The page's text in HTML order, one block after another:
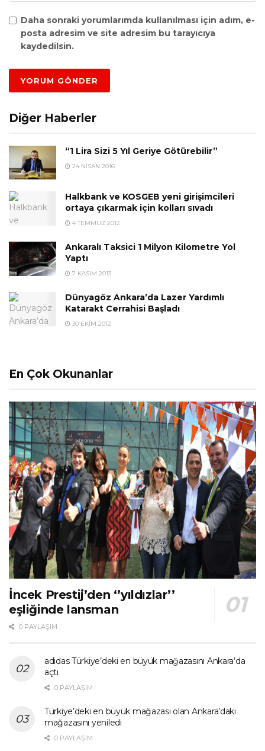
Daha sonraki yorumlarımda kullanılması için adım, e-
posta adresim ve site adresim bu tarayıcıya
kaydedilsin.
Diğer Haberler
“1 Lira Sizi 5 Yıl Geriye Götürebilir”
24 NISAN 2016
Halkbank ve KOSGEB yeni girişimcileri
ortaya çıkarmak için kolları sıvadı
4 TEMMUZ 2012
Ankaralı Taksici 1 Milyon Kilometre Yol
Yaptı
7 KASIM 2013
Dünyagöz Ankara’da Lazer Yardımlı
Katarakt Cerrahisi Başladı
30 EKIM 2012
En Çok Okunanlar
İncek Prestij’den ‘’yıldızlar’’
eşliğinde lansman
0 PAYLAŞIM
adidas Türkiye’deki en büyük mağazasını Ankara’da
açtı
0 PAYLAŞIM
Türkiye’deki en büyük mağazası olan Ankara’daki
mağazasını yeniledi
0 PAYLAŞIM